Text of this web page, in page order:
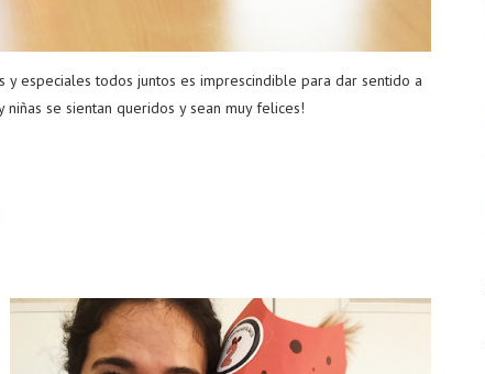
y especiales todos juntos es imprescindible para dar sentido a
se sientan queridos y sean muy felices!